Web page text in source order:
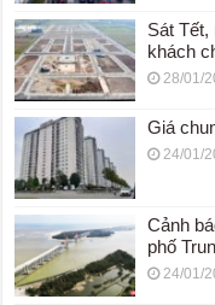
Sát
khách
28/01/
Giá
24/01/
Cảnh
phố
24/01/